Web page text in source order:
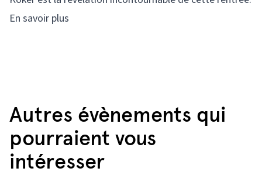
En savoir plus
Autres évènements qui
pourraient vous
intéresser